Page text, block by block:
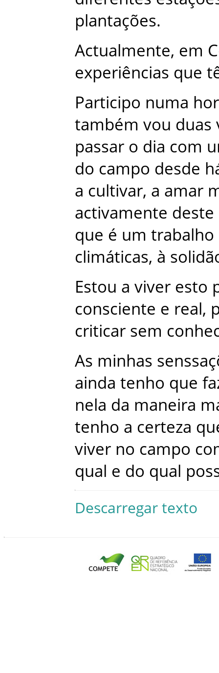
plantações.
Actualmente, em
experiências que
Participo numa
também vou duas
passar o dia com
do campo desde
a cultivar, a amar
activamente deste
que é um trabalho
climáticas, à
Estou a viver esto
consciente e real,
criticar sem
As minhas
ainda tenho que
nela da maneira
tenho a certeza
viver no campo
qual e do qual
Descarregar texto